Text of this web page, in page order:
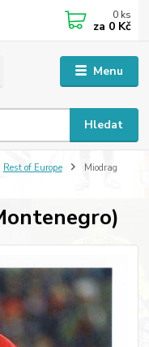
Menu
Hledat
0 ks
za 0 Kč
Rest of Europe
Miodrag